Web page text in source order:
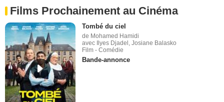
Films Prochainement au Cinéma
Tombé du ciel
de Mohamed Hamidi
avec Ilyes Djadel, Josiane Balasko
Film - Comédie
Bande-annonce